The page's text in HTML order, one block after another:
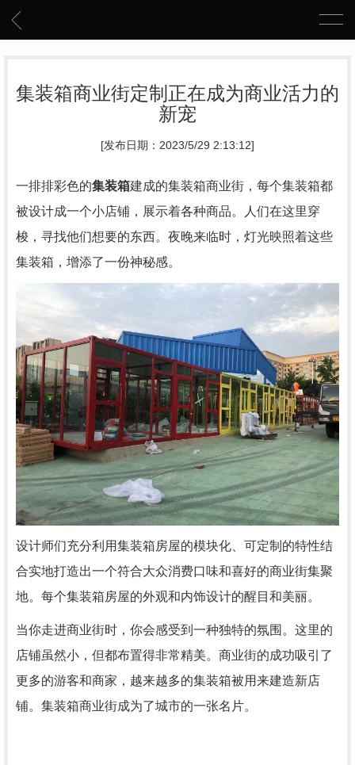
集装箱商业街定制正在成为商业活力的
新宠
[发布日期：2023/5/29 2:13:12]
一排排彩色的集装箱建成的集装箱商业街，每个集装箱都
被设计成一个小店铺，展示着各种商品。人们在这里穿
梭，寻找他们想要的东西。夜晚来临时，灯光映照着这些
集装箱，增添了一份神秘感。
设计师们充分利用集装箱房屋的模块化、可定制的特性结
合实地打造出一个符合大众消费口味和喜好的商业街集聚
地。每个集装箱房屋的外观和内饰设计的醒目和美丽。
当你走进商业街时，你会感受到一种独特的氛围。这里的
店铺虽然小，但都布置得非常精美。商业街的成功吸引了
更多的游客和商家，越来越多的集装箱被用来建造新店
铺。集装箱商业街成为了城市的一张名片。